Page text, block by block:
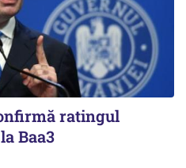
ratingul
Baa3